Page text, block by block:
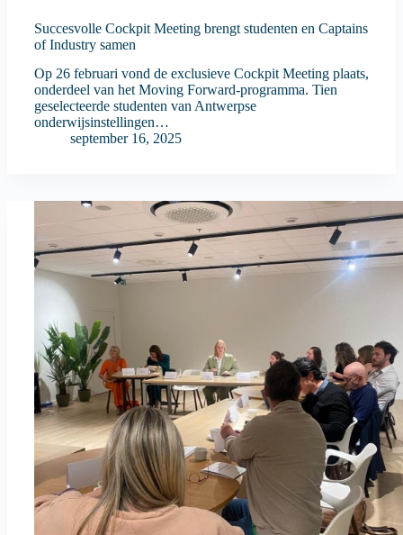
Succesvolle Cockpit Meeting brengt studenten en Captains
of Industry samen
Op 26 februari vond de exclusieve Cockpit Meeting plaats,
onderdeel van het Moving Forward-programma. Tien
geselecteerde studenten van Antwerpse
onderwijsinstellingen…
september 16, 2025